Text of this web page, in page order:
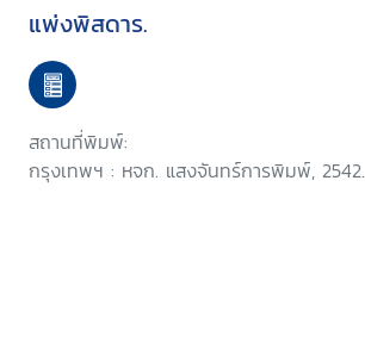
แพ่งพิสดาร.
สถานที่พิมพ์:
กรุงเทพฯ : หจก. แสงจันทร์การพิมพ์, 2542.